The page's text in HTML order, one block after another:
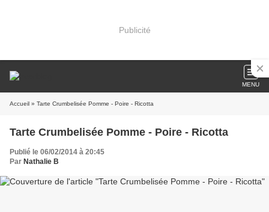
Publicité
MENU
Accueil » Tarte Crumbelisée Pomme - Poire - Ricotta
Tarte Crumbelisée Pomme - Poire - Ricotta
Publié le 06/02/2014 à 20:45
Par Nathalie B